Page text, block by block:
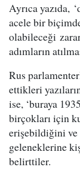
Ayrıca yazıda,
acele bir
olabileceği
adımların
Rus
ettikleri
ise, ‘buraya
birçokları için
erişebildiğini ve
geleneklerine
belirttiler.